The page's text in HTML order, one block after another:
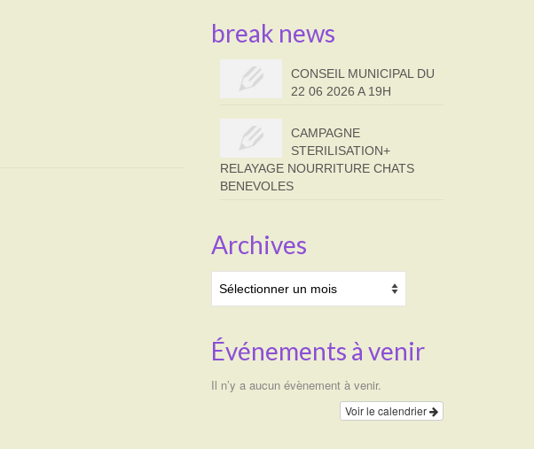
break news
CONSEIL MUNICIPAL DU
22 06 2026 A 19H
CAMPAGNE
STERILISATION+
RELAYAGE NOURRITURE CHATS
BENEVOLES
Archives
Événements à venir
Il n’y a aucun évènement à venir.
Voir le calendrier